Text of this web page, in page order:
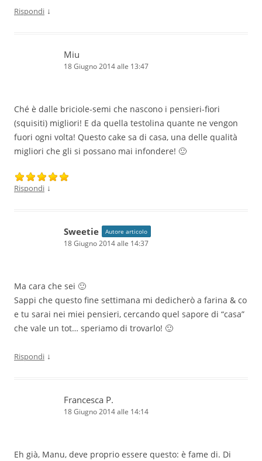
Rispondi ↓
Miu
18 Giugno 2014 alle 13:47
Ché è dalle briciole-semi che nascono i pensieri-fiori
(squisiti) migliori! E da quella testolina quante ne vengon
fuori ogni volta! Questo cake sa di casa, una delle qualità
migliori che gli si possano mai infondere! 🙂
Rispondi ↓
Sweetie Autore articolo
18 Giugno 2014 alle 14:37
Ma cara che sei 🙂
Sappi che questo fine settimana mi dedicherò a farina & co
e tu sarai nei miei pensieri, cercando quel sapore di “casa”
che vale un tot… speriamo di trovarlo! 🙂
Rispondi ↓
Francesca P.
18 Giugno 2014 alle 14:14
Eh già, Manu, deve proprio essere questo: è fame di. Di